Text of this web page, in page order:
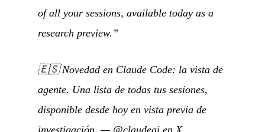
of all your sessions, available today as a
research preview.”
🇪🇸Novedad en Claude Code: la vista de
agente. Una lista de todas tus sesiones,
disponible desde hoy en vista previa de